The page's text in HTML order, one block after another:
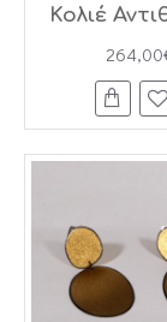
Κολιέ